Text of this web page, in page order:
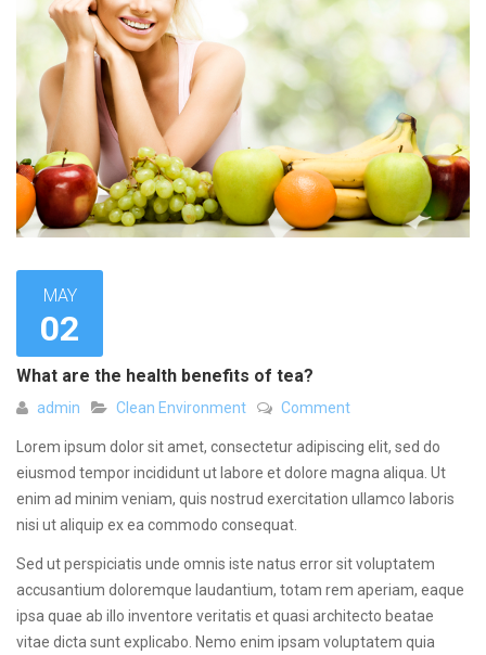
MAY
02
What are the health benefits of tea?
admin Clean Environment Comment
Lorem ipsum dolor sit amet, consectetur adipiscing elit, sed do
eiusmod tempor incididunt ut labore et dolore magna aliqua. Ut
enim ad minim veniam, quis nostrud exercitation ullamco laboris
nisi ut aliquip ex ea commodo consequat.
Sed ut perspiciatis unde omnis iste natus error sit voluptatem
accusantium doloremque laudantium, totam rem aperiam, eaque
ipsa quae ab illo inventore veritatis et quasi architecto beatae
vitae dicta sunt explicabo. Nemo enim ipsam voluptatem quia